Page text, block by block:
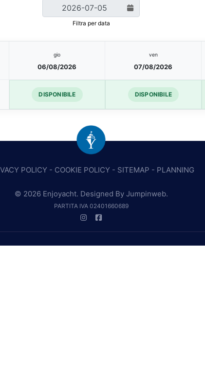
Filtra per data
gio
06/08/2026
ven
07/08/2026
DISPONIBILE DISPONIBILE
POLICY- COOKIE POLICY- SITEMAP - PLANNING
© 2026 Enjoyacht. Designed By Jumpinweb.
PARTITA IVA 02401660689